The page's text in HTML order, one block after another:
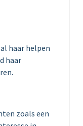
haar helpen
haar
zoals een